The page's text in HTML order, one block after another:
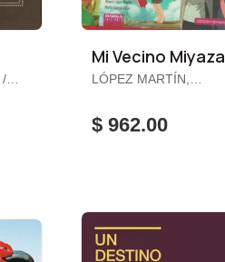
Mi Vecino
LÓPEZ MARTÍN,
$ 962.00